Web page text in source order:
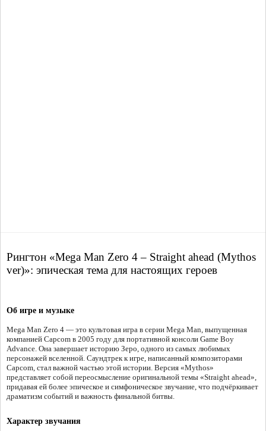
Рингтон «Mega Man Zero 4 – Straight ahead (Mythos
ver)»: эпическая тема для настоящих героев
Об игре и музыке
Mega Man Zero 4 — это культовая игра в серии Mega Man, выпущенная
компанией Capcom в 2005 году для портативной консоли Game Boy
Advance. Она завершает историю Зеро, одного из самых любимых
персонажей вселенной. Саундтрек к игре, написанный композиторами
Capcom, стал важной частью этой истории. Версия «Mythos»
представляет собой переосмысление оригинальной темы «Straight ahead»,
придавая ей более эпическое и симфоническое звучание, что подчёркивает
драматизм событий и важность финальной битвы.
Характер звучания